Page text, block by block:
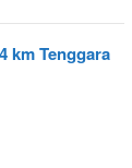
km Tenggara